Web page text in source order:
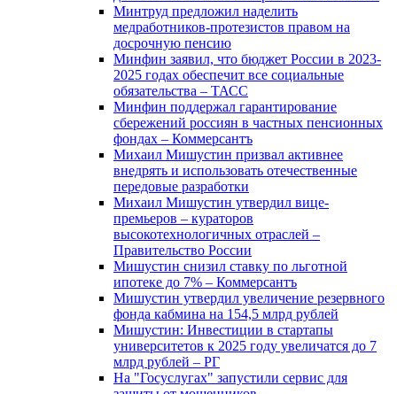
Минтруд предложил наделить
медработников-протезистов правом на
досрочную пенсию
Минфин заявил, что бюджет России в 2023-
2025 годах обеспечит все социальные
обязательства – ТАСС
Минфин поддержал гарантирование
сбережений россиян в частных пенсионных
фондах – Коммерсантъ
Михаил Мишустин призвал активнее
внедрять и использовать отечественные
передовые разработки
Михаил Мишустин утвердил вице-
премьеров – кураторов
высокотехнологичных отраслей –
Правительство России
Мишустин снизил ставку по льготной
ипотеке до 7% – Коммерсантъ
Мишустин утвердил увеличение резервного
фонда кабмина на 154,5 млрд рублей
Мишустин: Инвестиции в стартапы
университетов к 2025 году увеличатся до 7
млрд рублей – РГ
На "Госуслугах" запустили сервис для